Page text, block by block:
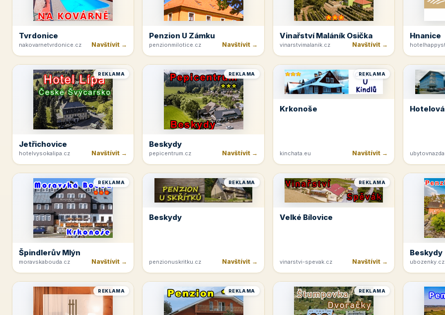
Tvrdonice
nakovarnetvrdonice.cz Navštívit →
Penzion U Zámku
penzionmilotice.cz Navštívit →
Vinařství Maláník Osička
vinarstvimalanik.cz Navštívit →
Hnanice
REKLAMA
Jetřichovice
hotelvysokalipa.cz Navštívit →
REKLAMA
Beskydy
pepicentrum.cz Navštívit →
REKLAMA
Krkonoše
kinchata.eu Navštívit →
REKLAMA
Špindlerův Mlýn
moravskabouda.cz Navštívit →
REKLAMA
Beskydy
penzionuskritku.cz Navštívit →
REKLAMA
Velké Bílovice
vinarstvi-spevak.cz Navštívit →
Beskydy
ubozenky.cz
REKLAMA REKLAMA REKLAMA